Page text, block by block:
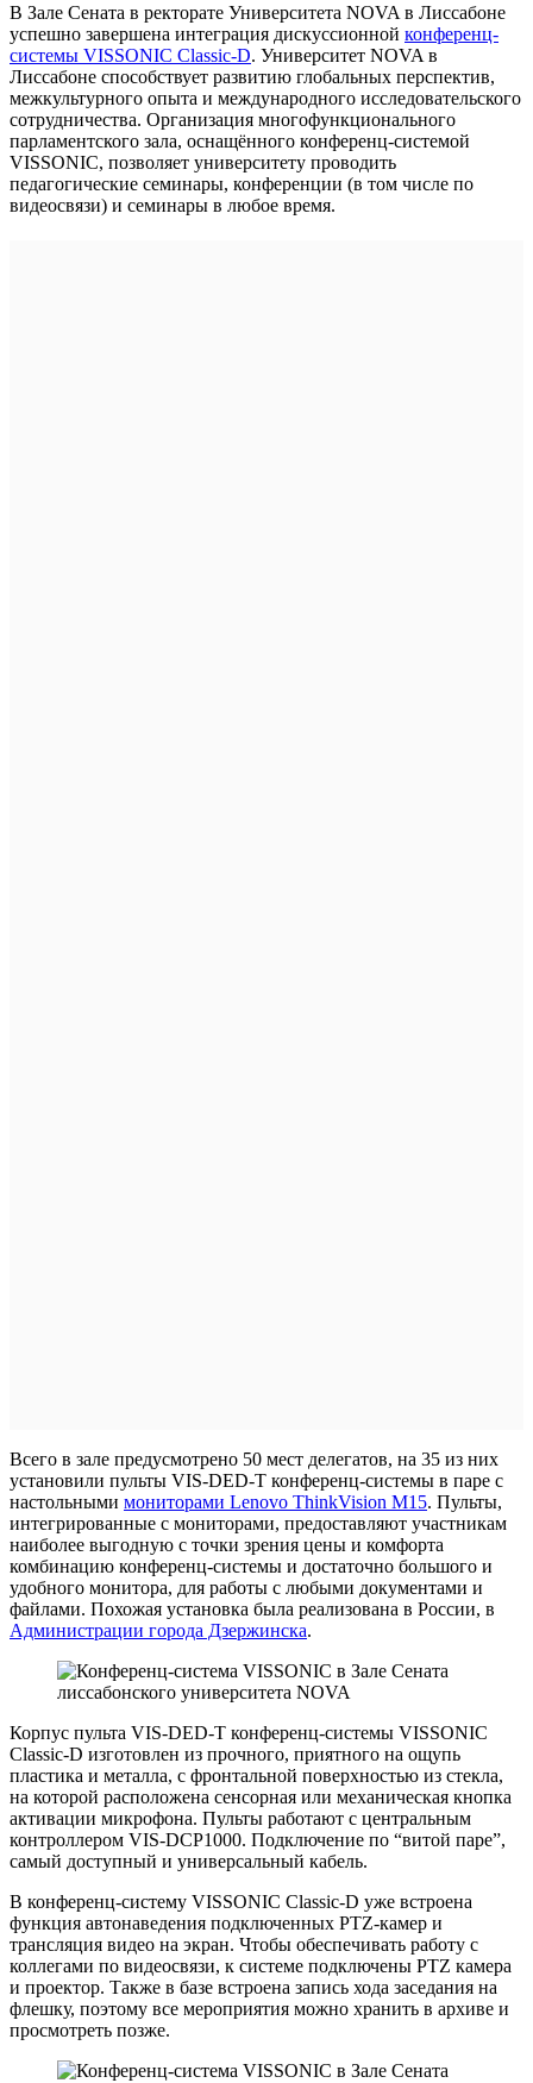
В Зале Сената в ректорате Университета NOVA в Лиссабоне
успешно завершена интеграция дискуссионной конференц-
системы VISSONIC Classic-D. Университет NOVA в
Лиссабоне способствует развитию глобальных перспектив,
межкультурного опыта и международного исследовательского
сотрудничества. Организация многофункционального
парламентского зала, оснащённого конференц-системой
VISSONIC, позволяет университету проводить
педагогические семинары, конференции (в том числе по
видеосвязи) и семинары в любое время.
Всего в зале предусмотрено 50 мест делегатов, на 35 из них
установили пульты VIS-DED-T конференц-системы в паре с
настольными мониторами Lenovo ThinkVision M15. Пульты,
интегрированные с мониторами, предоставляют участникам
наиболее выгодную с точки зрения цены и комфорта
комбинацию конференц-системы и достаточно большого и
удобного монитора, для работы с любыми документами и
файлами. Похожая установка была реализована в России, в
Администрации города Дзержинска.
Корпус пульта VIS-DED-T конференц-системы VISSONIC
Classic-D изготовлен из прочного, приятного на ощупь
пластика и металла, с фронтальной поверхностью из стекла,
на которой расположена сенсорная или механическая кнопка
активации микрофона. Пульты работают с центральным
контроллером VIS-DCP1000. Подключение по “витой паре”,
самый доступный и универсальный кабель.
В конференц-систему VISSONIC Classic-D уже встроена
функция автонаведения подключенных PTZ-камер и
трансляция видео на экран. Чтобы обеспечивать работу с
коллегами по видеосвязи, к системе подключены PTZ камера
и проектор. Также в базе встроена запись хода заседания на
флешку, поэтому все мероприятия можно хранить в архиве и
просмотреть позже.